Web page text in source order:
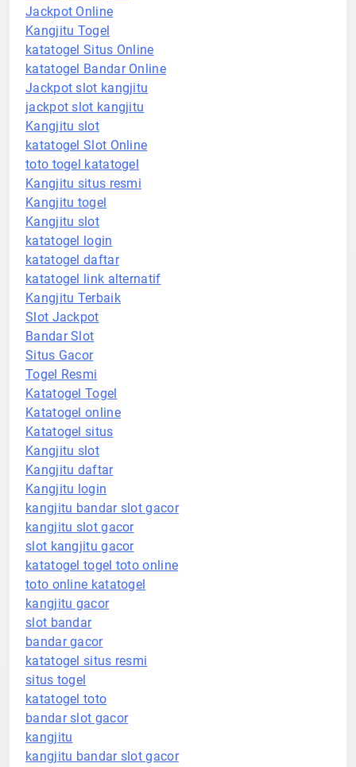
Jackpot Online
Kangjitu Togel
katatogel Situs Online
katatogel Bandar Online
Jackpot slot kangjitu
jackpot slot kangjitu
Kangjitu slot
katatogel Slot Online
toto togel katatogel
Kangjitu situs resmi
Kangjitu togel
Kangjitu slot
katatogel login
katatogel daftar
katatogel link alternatif
Kangjitu Terbaik
Slot Jackpot
Bandar Slot
Situs Gacor
Togel Resmi
Katatogel Togel
Katatogel online
Katatogel situs
Kangjitu slot
Kangjitu daftar
Kangjitu login
kangjitu bandar slot gacor
kangjitu slot gacor
slot kangjitu gacor
katatogel togel toto online
toto online katatogel
kangjitu gacor
slot bandar
bandar gacor
katatogel situs resmi
situs togel
katatogel toto
bandar slot gacor
kangjitu
kangjitu bandar slot gacor